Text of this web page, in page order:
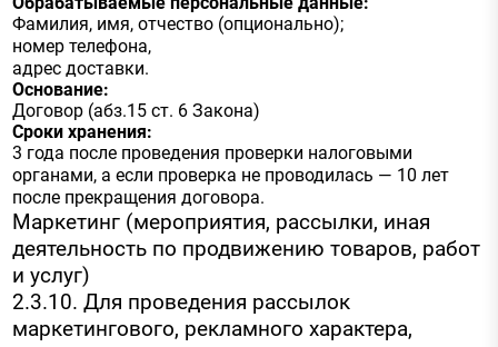
Фамилия, имя, отчество (опционально);
номер телефона,
адрес доставки.
Основание:
Договор (абз.15 ст. 6 Закона)
Сроки хранения:
3 года после проведения проверки налоговыми
органами, а если проверка не проводилась — 10 лет
после прекращения договора.
Маркетинг (мероприятия, рассылки, иная
деятельность по продвижению товаров, работ
и услуг)
2.3.10. Для проведения рассылок
маркетингового, рекламного характера,